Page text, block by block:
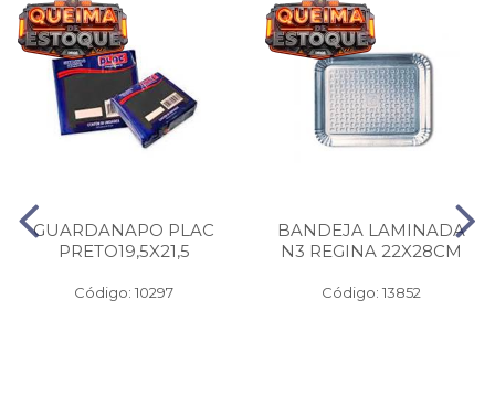
GUARDANAPO PLAC
PRETO19,5X21,5
Código: 10297
BANDEJA LAMINADA
N3 REGINA 22X28CM
Código: 13852